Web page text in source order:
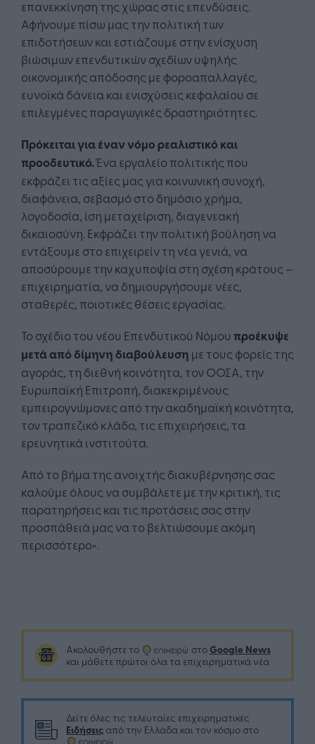
επανεκκίνηση της χώρας στις επενδύσεις.
Αφήνουμε πίσω μας την πολιτική των
επιδοτήσεων και εστιάζουμε στην ενίσχυση
βιώσιμων επενδυτικών σχεδίων υψηλής
οικονομικής απόδοσης με φοροαπαλλαγές,
ευνοϊκά δάνεια και ενισχύσεις κεφαλαίου σε
επιλεγμένες παραγωγικές δραστηριότητες.
Πρόκειται για έναν νόμο ρεαλιστικό και
προοδευτικό.Ένα εργαλείο πολιτικής που
εκφράζει τις αξίες μας για κοινωνική συνοχή,
διαφάνεια, σεβασμό στο δημόσιο χρήμα,
λογοδοσία, ίση μεταχείριση, διαγενεακή
δικαιοσύνη. Εκφράζει την πολιτική βούληση να
εντάξουμε στο επιχειρείν τη νέα γενιά, να
αποσύρουμε την καχυποψία στη σχέση κράτους –
επιχειρηματία, να δημιουργήσουμε νέες,
σταθερές, ποιοτικές θέσεις εργασίας.
Το σχέδιο του νέου Επενδυτικού Νόμου προέκυψε
μετά από δίμηνη διαβούλευση με τους φορείς της
αγοράς, τη διεθνή κοινότητα, τον ΟΟΣΑ, την
Ευρωπαϊκή Επιτροπή, διακεκριμένους
εμπειρογνώμονες από την ακαδημαϊκή κοινότητα,
τον τραπεζικό κλάδο, τις επιχειρήσεις, τα
ερευνητικά ινστιτούτα.
Από το βήμα της ανοιχτής διακυβέρνησης σας
καλούμε όλους να συμβάλετε με την κριτική, τις
παρατηρήσεις και τις προτάσεις σας στην
προσπάθειά μας να το βελτιώσουμε ακόμη
περισσότερο».
Ακολουθήστε το στο Google News
και μάθετε πρώτοι όλα τα επιχειρηματικά νέα
Δείτε όλες τις τελευταίες επιχειρηματικές
Ειδήσεις από την Ελλάδα και τον κόσμο στο